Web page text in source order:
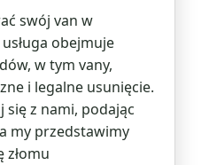
swój van w
obejmuje
w tym vany,
i legalne usunięcie.
z nami, podając
my przedstawimy
złomu